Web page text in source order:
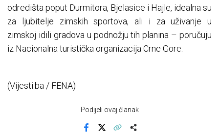
odredišta poput Durmitora, Bjelasice i Hajle, idealna su
za ljubitelje zimskih sportova, ali i za uživanje u
zimskoj idili gradova u podnožju tih planina – poručuju
iz Nacionalna turistička organizacija Crne Gore.
(Vijesti.ba / FENA)
Podijeli ovaj članak